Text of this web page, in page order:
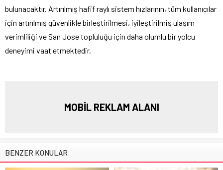
bulunacaktır. Artırılmış hafif raylı sistem hızlarının, tüm kullanıcılar
için artırılmış güvenlikle birleştirilmesi, iyileştirilmiş ulaşım
verimliliği ve San Jose topluluğu için daha olumlu bir yolcu
deneyimi vaat etmektedir.
MOBİL REKLAM ALANI
BENZER KONULAR